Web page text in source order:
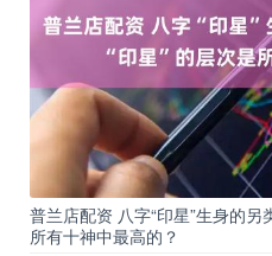
普兰店配资 八字“印星”生身的另
所有十神中最高的？